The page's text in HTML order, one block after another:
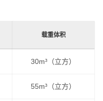
载重体积
30m³（立方）
55m³（立方）